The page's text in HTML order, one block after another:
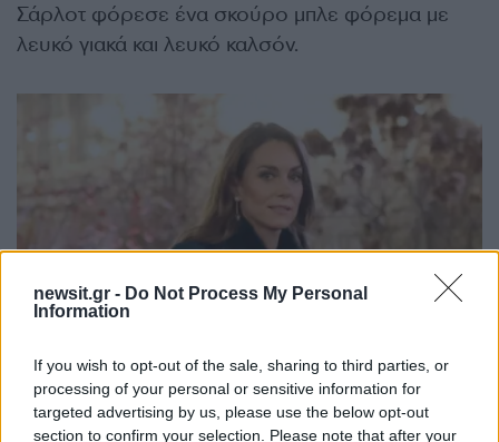
newsit.gr - Do Not Process My Personal
Information
If you wish to opt-out of the sale, sharing to third parties, or
processing of your personal or sensitive information for
targeted advertising by us, please use the below opt-out
section to confirm your selection. Please note that after your
Σάρλοτ φόρεσε ένα σκούρο μπλε φόρεμα με
λευκό γιακά και λευκό καλσόν.